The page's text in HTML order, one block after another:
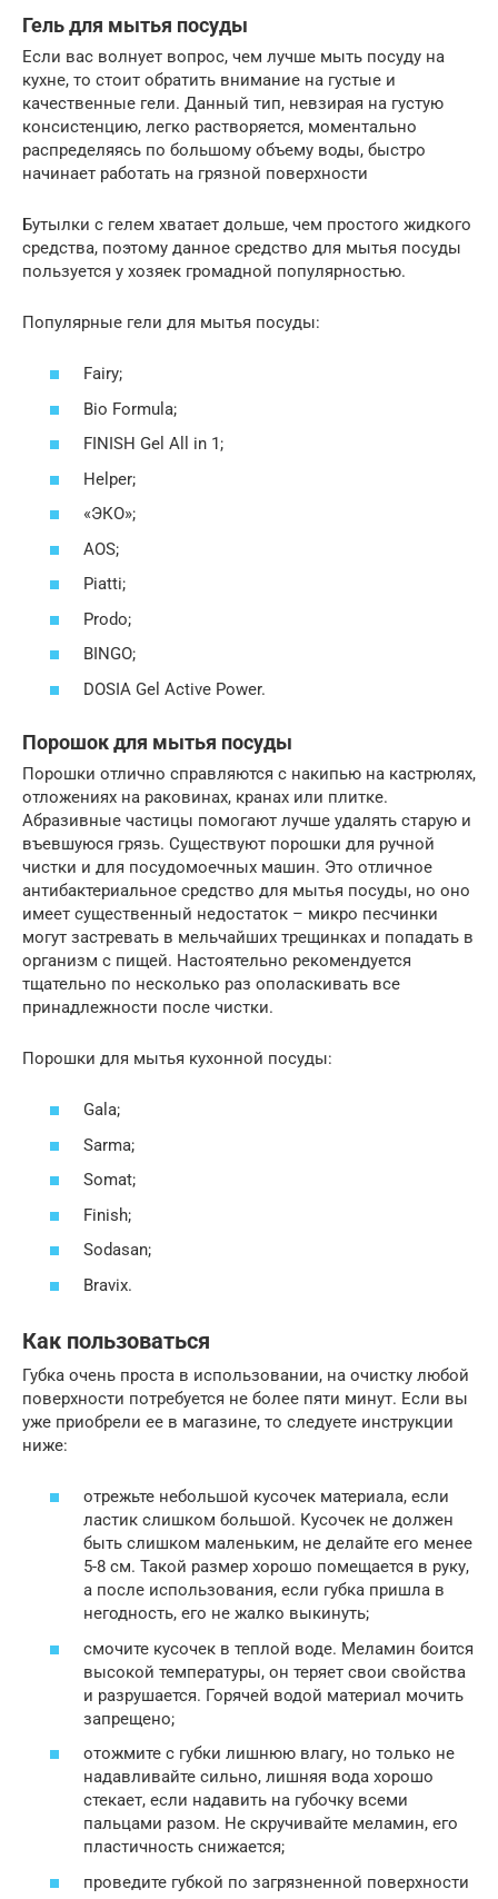
Гель для мытья посуды
Если вас волнует вопрос, чем лучше мыть посуду на
кухне, то стоит обратить внимание на густые и
качественные гели. Данный тип, невзирая на густую
консистенцию, легко растворяется, моментально
распределяясь по большому объему воды, быстро
начинает работать на грязной поверхности
Бутылки с гелем хватает дольше, чем простого жидкого
средства, поэтому данное средство для мытья посуды
пользуется у хозяек громадной популярностью.
Популярные гели для мытья посуды:
Fairy;
Bio Formula;
FINISH Gel All in 1;
Helper;
«ЭКО»;
AOS;
Piatti;
Prodo;
BINGO;
DOSIA Gel Active Power.
Порошок для мытья посуды
Порошки отлично справляются с накипью на кастрюлях,
отложениях на раковинах, кранах или плитке.
Абразивные частицы помогают лучше удалять старую и
въевшуюся грязь. Существуют порошки для ручной
чистки и для посудомоечных машин. Это отличное
антибактериальное средство для мытья посуды, но оно
имеет существенный недостаток – микро песчинки
могут застревать в мельчайших трещинках и попадать в
организм с пищей. Настоятельно рекомендуется
тщательно по несколько раз ополаскивать все
принадлежности после чистки.
Порошки для мытья кухонной посуды:
Gala;
Sarma;
Somat;
Finish;
Sodasan;
Bravix.
Как пользоваться
Губка очень проста в использовании, на очистку любой
поверхности потребуется не более пяти минут. Если вы
уже приобрели ее в магазине, то следуете инструкции
ниже:
отрежьте небольшой кусочек материала, если
ластик слишком большой. Кусочек не должен
быть слишком маленьким, не делайте его менее
5-8 см. Такой размер хорошо помещается в руку,
а после использования, если губка пришла в
негодность, его не жалко выкинуть;
смочите кусочек в теплой воде. Меламин боится
высокой температуры, он теряет свои свойства
и разрушается. Горячей водой материал мочить
запрещено;
отожмите с губки лишнюю влагу, но только не
надавливайте сильно, лишняя вода хорошо
стекает, если надавить на губочку всеми
пальцами разом. Не скручивайте меламин, его
пластичность снижается;
проведите губкой по загрязненной поверхности